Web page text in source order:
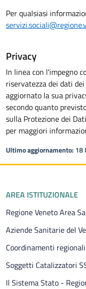
Per qualsiasi
Privacy
In linea con l'impegno
riservatezza dei dati
aggiornato la sua
secondo quanto
sulla Protezione dei
per maggiori
Ultimo aggiornamento: 18
Piè di pagina
AREA ISTITUZIONALE
Regione Veneto Area
Aziende Sanitarie del
Coordinamenti
Soggetti Catalizzatori
Il Sistema Stato -